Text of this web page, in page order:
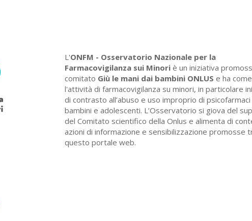
L'ONFM - Osservatorio Nazionale per la
Farmacovigilanza sui Minori è un iniziativa
comitato Giù le mani dai bambini ONLUS e ha
l'attività di farmacovigilanza su minori, in particolare
di contrasto all’abuso e uso improprio di psicofarmaci
bambini e adolescenti. L’Osservatorio si giova del
del Comitato scientifico della Onlus e alimenta di
azioni di informazione e sensibilizzazione promosse
questo portale web.